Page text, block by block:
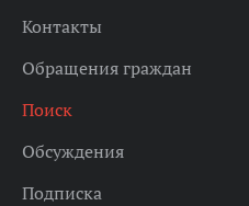
Контакты
Обращения граждан
Поиск
Обсуждения
Подписка